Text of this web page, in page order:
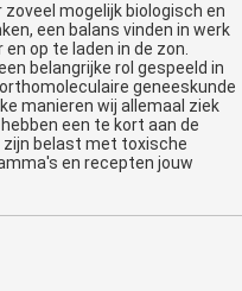
mogelijk biologisch en
een balans vinden in werk
op te laden in de zon.
belangrijke rol gespeeld in
geneeskunde
manieren wij allemaal ziek
een te kort aan de
belast met toxische
en recepten jouw